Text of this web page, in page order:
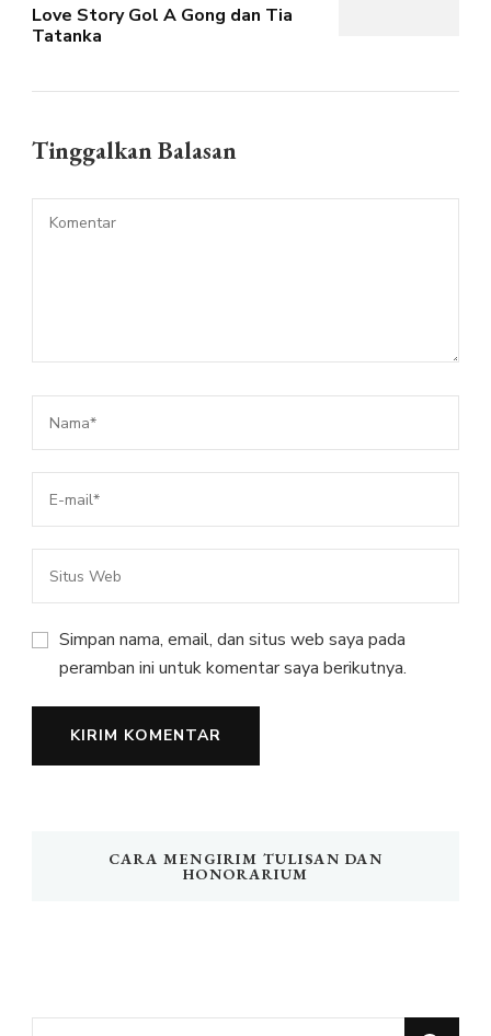
Love Story Gol A Gong dan Tia
Tatanka
Tinggalkan Balasan
Simpan nama, email, dan situs web saya pada
peramban ini untuk komentar saya berikutnya.
CARA MENGIRIM TULISAN DAN
HONORARIUM